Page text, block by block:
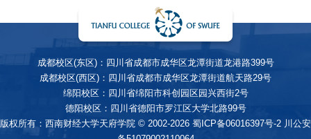
成都校区(东区)：四川省成都市成华区龙潭街道龙港路399号
成都校区(西区)：四川省成都市成华区龙潭街道航天路29号
绵阳校区：四川省绵阳市科创园区园兴西街2号
德阳校区：四川省德阳市罗江区大学北路99号
版权所有：西南财经大学天府学院 © 2002-2026 蜀ICP备06016397号-2 川公安